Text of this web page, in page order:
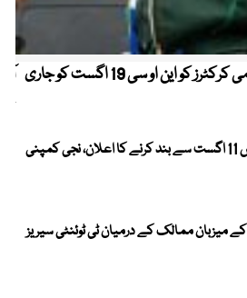
کیریبین پریمیئر لیگ ، قومی کرکٹرز کو این او سی 19 اگست کو جاری
میٹرو بس سروس 11 اگست سے بند کرنے کا اعلان، نجی کمپنی
ورلڈ کپ 2027 کے میزبان ممالک کے درمیان ٹی ٹوئنٹی سیریز